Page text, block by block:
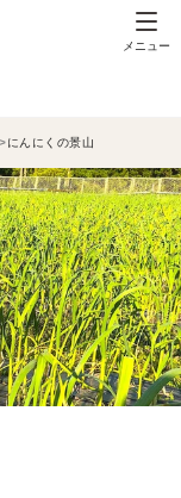
メニュー
にんにくの景山